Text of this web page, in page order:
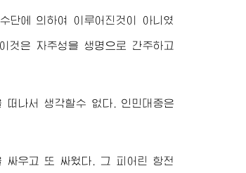
단에 의하여 이루어진것이 아니였
은 자주성을 생명으로 간주하고
나서 생각할수 없다. 인민대중은
싸우고 또 싸웠다. 그 피어린 항전